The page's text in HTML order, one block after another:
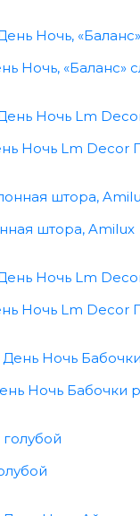
Ночь, «Баланс»
Ночь Lm Decor
штора, Amilux
Ночь Lm Decor
Ночь Бабочки